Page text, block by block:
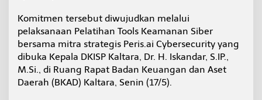
e
k
n
i
s
K
a
Komitmen tersebut diwujudkan melalui
pelaksanaan Pelatihan Tools Keamanan Siber
bersama mitra strategis Peris.ai Cybersecurity yang
dibuka Kepala DKISP Kaltara, Dr. H. Iskandar, S.IP.,
M.Si., di Ruang Rapat Badan Keuangan dan Aset
Daerah (BKAD) Kaltara, Senin (17/5).